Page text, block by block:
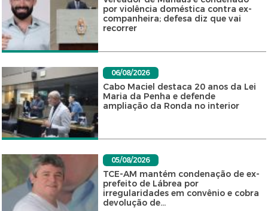
por violência doméstica contra ex-
companheira; defesa diz que vai
recorrer
06/08/2026
Cabo Maciel destaca 20 anos da Lei
Maria da Penha e defende
ampliação da Ronda no interior
05/08/2026
TCE-AM mantém condenação de ex-
prefeito de Lábrea por
irregularidades em convênio e cobra
devolução de...